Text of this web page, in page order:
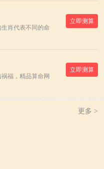
肖代表不同的命
立即测算
福，精品算命网
立即测算
更多 >